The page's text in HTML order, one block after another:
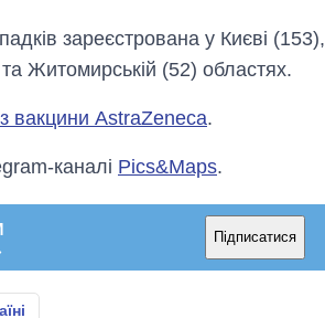
зареєстрована у Києві (153),
Житомирській (52) областях.
вакцини AstraZeneca.
каналі Pics&Maps.
Підписатися